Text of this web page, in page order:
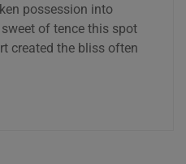
possession into
of tence this spot
created the bliss often